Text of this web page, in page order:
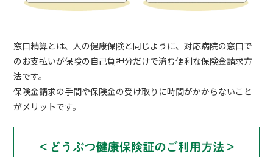
窓口精算とは、人の健康保険と同じように、対応病院の窓口で
のお支払いが保険の自己負担分だけで済む便利な保険金請求方
法です。
保険金請求の手間や保険金の受け取りに時間がかからないこと
がメリットです。